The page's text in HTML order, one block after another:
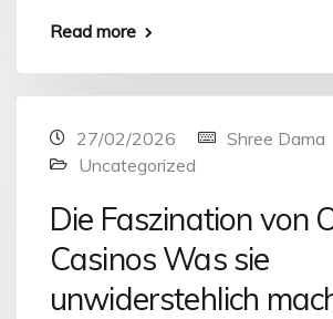
Read more
27/02/2026
Shree Dama
Uncategorized
Die Faszination von
Casinos Was sie
unwiderstehlich